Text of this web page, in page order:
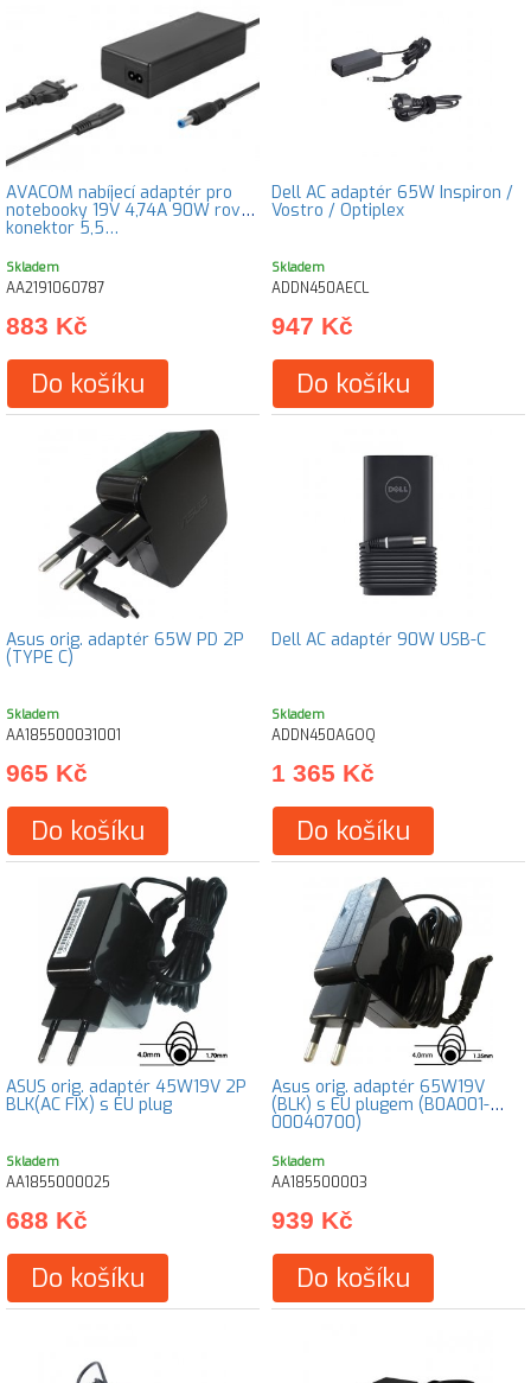
AVACOM nabíjecí adaptér pro
notebooky 19V 4,74A 90W rovný
konektor 5,5…
Skladem
AA2191060787
883 Kč
Do košíku
Dell AC adaptér 65W Inspiron /
Vostro / Optiplex
Skladem
ADDN450AECL
947 Kč
Do košíku
Asus orig. adaptér 65W PD 2P
(TYPE C)
Skladem
AA185500031001
965 Kč
Do košíku
Dell AC adaptér 90W USB-C
Skladem
ADDN450AGOQ
1 365 Kč
Do košíku
ASUS orig. adaptér 45W19V 2P
BLK(AC FIX) s EU plug
Skladem
AA1855000025
688 Kč
Do košíku
Asus orig. adaptér 65W19V
(BLK) s EU plugem (B0A001-
00040700)
Skladem
AA185500003
939 Kč
Do košíku